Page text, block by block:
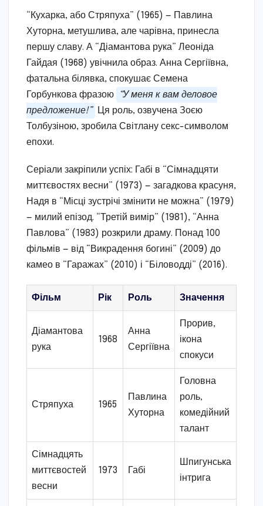
“Кухарка, або Стряпуха” (1965) — Павлина
Хуторна, метушлива, але чарівна, принесла
першу славу. А “Діамантова рука” Леоніда
Гайдая (1968) увічнила образ. Анна Сергіївна,
фатальна білявка, спокушає Семена
Горбункова фразою
“У меня к вам деловое
предложение!”
Ця роль, озвучена Зоєю
Толбузіною, зробила Світлану секс-символом
епохи.
Серіали закріпили успіх: Габі в “Сімнадцяти
миттєвостях весни” (1973) — загадкова красуня,
Надя в “Місці зустрічі змінити не можна” (1979)
— милий епізод. “Третій вимір” (1981), “Анна
Павлова” (1983) розкрили драму. Понад 100
фільмів — від “Викрадення богині” (2009) до
камео в “Гаражах” (2010) і “Біловодді” (2016).
Фільм Рік Роль Значення
Діамантова
рука
1968
Анна
Сергіївна
Прорив,
ікона
спокуси
Стряпуха 1965
Павлина
Хуторна
Головна
роль,
комедійний
талант
Сімнадцять
миттєвостей
весни
1973 Габі
Шпигунська
інтрига